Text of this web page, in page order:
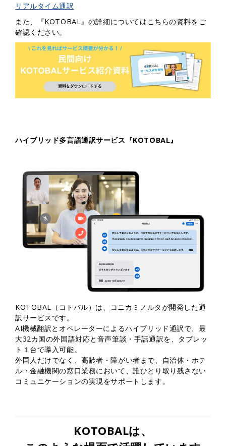
リアルタイム通訳
また、『KOTOBAL』の詳細についてはこちらの資料をご
確認ください。
ハイブリッド多言語通訳サービス『KOTOBAL』
KOTOBAL（コトバル）は、コニカミノルタが開発した通
訳サービスです。
AI機械翻訳とオペレーターによるハイブリッド通訳で、最
大32カ国の外国語対応と音声筆談・手話通訳を、タブレッ
ト１台で導入可能。
外国人だけでなく、高齢者・障がい者まで、自治体・ホテ
ル・金融機関の窓口業務において、誰ひとり取り残さない
コミュニケーションの実現をサポートします。
KOTOBALは、